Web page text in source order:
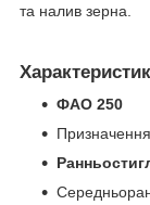
та налив зерна.
ФАО 250